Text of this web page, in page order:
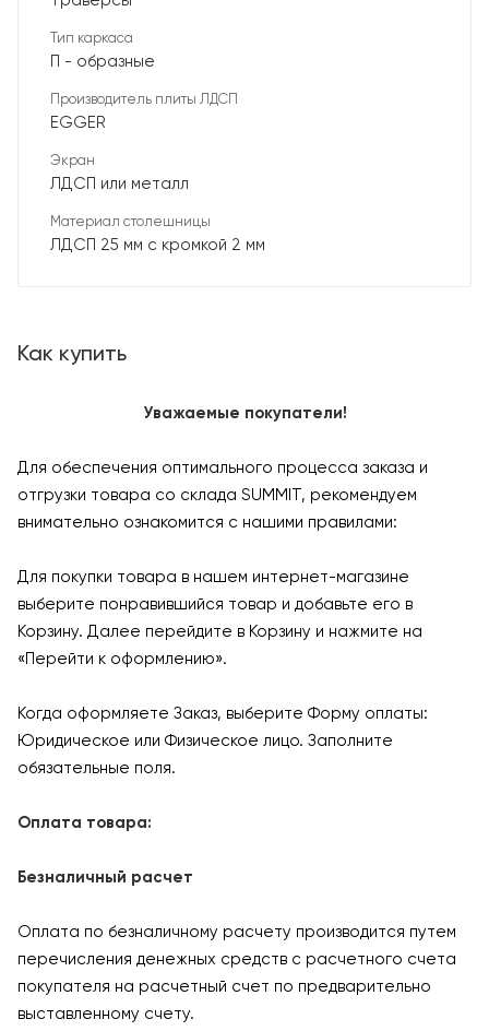
Тип каркаса
П - образные
Производитель плиты ЛДСП
EGGER
Экран
ЛДСП или металл
Материал столешницы
ЛДСП 25 мм с кромкой 2 мм
Как купить
Уважаемые покупатели!
Для обеспечения оптимального процесса заказа и
отгрузки товара со склада SUMMIT, рекомендуем
внимательно ознакомится с нашими правилами:
Для покупки товара в нашем интернет-магазине
выберите понравившийся товар и добавьте его в
Корзину. Далее перейдите в Корзину и нажмите на
«Перейти к оформлению».
Когда оформляете Заказ, выберите Форму оплаты:
Юридическое или Физическое лицо. Заполните
обязательные поля.
Оплата товара:
Безналичный расчет
Оплата по безналичному расчету производится путем
перечисления денежных средств с расчетного счета
покупателя на расчетный счет по предварительно
выставленному счету.